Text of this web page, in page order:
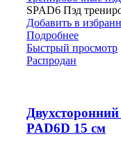
SPAD6 Пэд
Добавить в
Подробнее
Быстрый просмотр
Распродан
PAD6D 15 см